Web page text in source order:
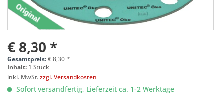
€ 8,30 *
Gesamtpreis:€8,30 *
Inhalt: 1 Stück
inkl. MwSt.zzgl. Versandkosten
Sofort versandfertig, Lieferzeit ca. 1-2 Werktage